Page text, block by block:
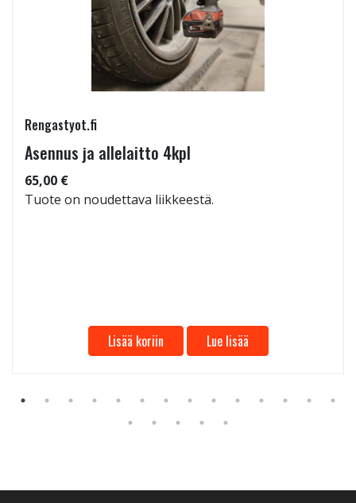
Rengastyot.fi
Asennus ja allelaitto 4kpl
65,00 €
Tuote on noudettava liikkeestä.
Lisää koriin Lue lisää